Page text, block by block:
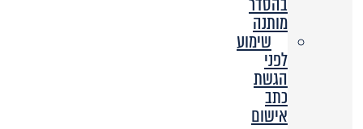
מותנה
שימוע
לפני
הגשת
כתב
אישום